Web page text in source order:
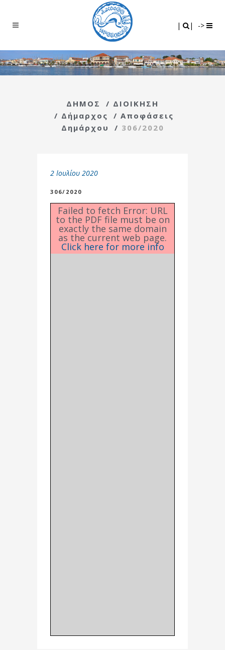
| | ->
ΔΗΜΟΣ / ΔΙΟΙΚΗΣΗ
/ Δήμαρχος / Αποφάσεις
Δημάρχου
/ 306/2020
2 Ιουλίου 2020
306/2020
Failed to fetch Error: URL
to the PDF file must be on
exactly the same domain
as the current web page.
Click here for more info